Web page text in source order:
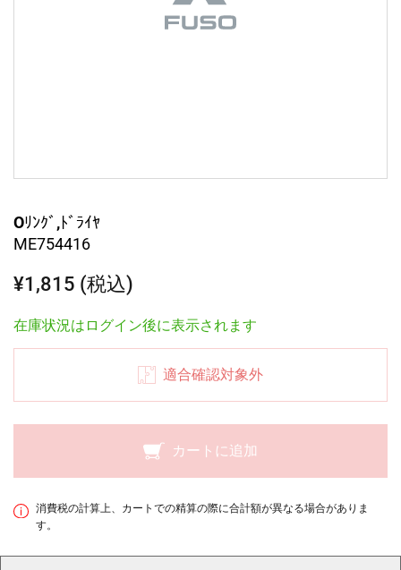
Oﾘﾝｸﾞ,ﾄﾞﾗｲﾔ
ME754416
¥1,815 (税込)
在庫状況はログイン後に表示されます
適合確認対象外
カートに追加
消費税の計算上、カートでの精算の際に合計額が異なる場合がありま
す。